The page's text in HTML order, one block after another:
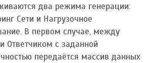
два режима генерации:
Сети и Нагрузочное
В первом случае, между
Ответчиком с заданной
передаётся массив данных